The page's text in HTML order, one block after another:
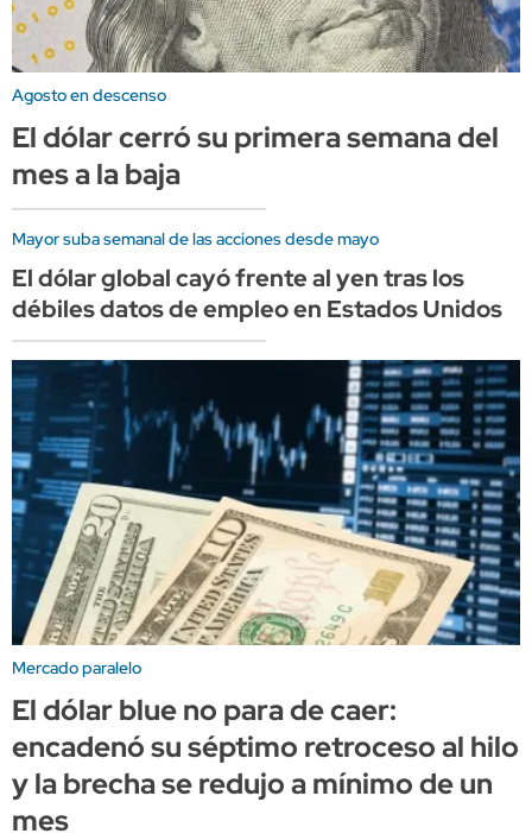
Agosto en descenso
El dólar cerró su primera semana del
mes a la baja
Mayor suba semanal de las acciones desde mayo
El dólar global cayó frente al yen tras los
débiles datos de empleo en Estados Unidos
Mercado paralelo
El dólar blue no para de caer:
encadenó su séptimo retroceso al hilo
y la brecha se redujo a mínimo de un
mes